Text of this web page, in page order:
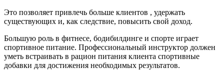
Это позволяет привлечь больше клиентов , удержать
существующих и, как следствие, повысить свой доход.
Большую роль в фитнесе, бодибилдинге и спорте играет
спортивное питание. Профессиональный инструктор должен
уметь встраивать в рацион питания клиента спортивные
добавки для достижения необходимых результатов.